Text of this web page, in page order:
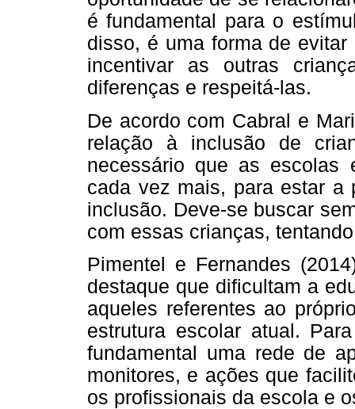
é fundamental para o
disso, é uma forma de
incentivar as outras
diferenças e respeitá-las.
De acordo com Cabral e
relação à inclusão de
necessário que as escolas
cada vez mais, para estar a
inclusão. Deve-se buscar
com essas crianças,
Pimentel e Fernandes
destaque que dificultam a
aqueles referentes ao
estrutura escolar atual.
fundamental uma rede de
monitores, e ações que
os profissionais da escola e